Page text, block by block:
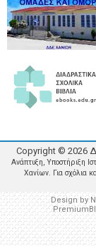
Copyright © 2026
Ανάπτυξη, Υποστήριξη
Χανίων. Για σχόλια
Design by